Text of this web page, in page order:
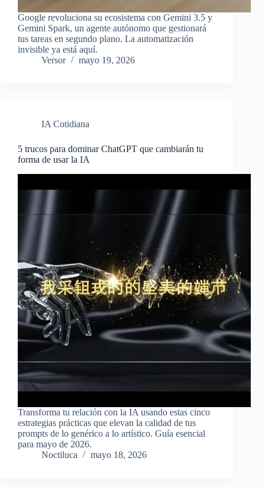
Google revoluciona su ecosistema con Gemini 3.5 y
Gemini Spark, un agente autónomo que gestionará
tus tareas en segundo plano. La automatización
invisible ya está aquí.
Versor
mayo 19, 2026
IA Cotidiana
5 trucos para dominar ChatGPT que cambiarán tu
forma de usar la IA
Transforma tu relación con la IA usando estas cinco
estrategias prácticas que elevan la calidad de tus
prompts de lo genérico a lo artístico. Guía esencial
para mayo de 2026.
Noctiluca
mayo 18, 2026